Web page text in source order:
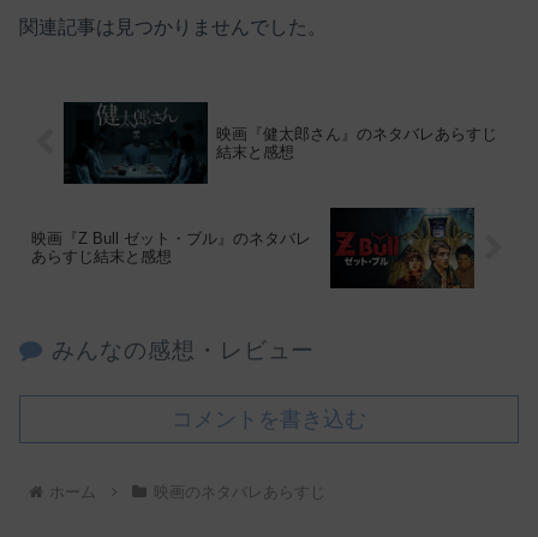
関連記事は見つかりませんでした。
映画『健太郎さん』のネタバレあらすじ
結末と感想
映画『Z Bull ゼット・ブル』のネタバレ
あらすじ結末と感想
みんなの感想・レビュー
コメントを書き込む
ホーム 映画のネタバレあらすじ